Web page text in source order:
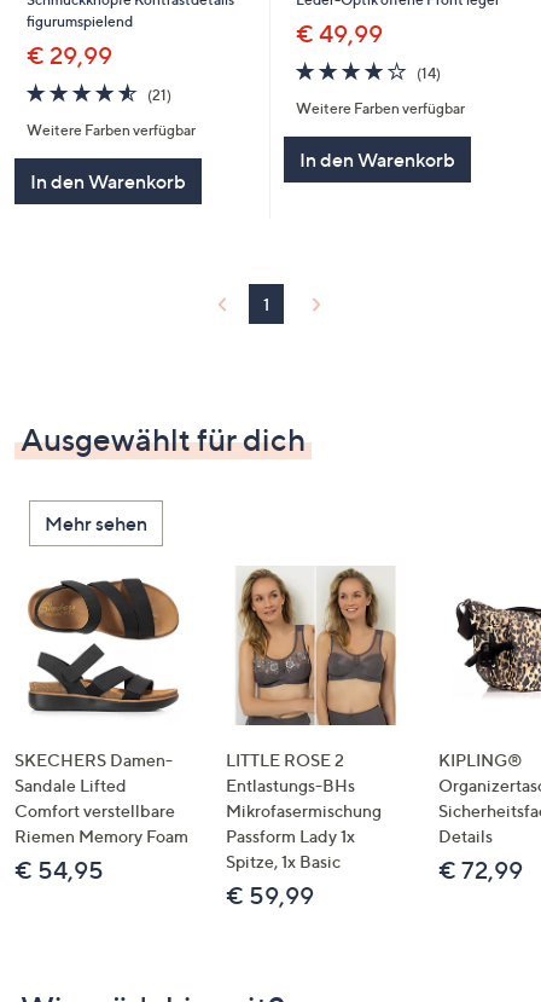
figurumspielend
€ 29,99
4.5
von
5
(21)
Weitere Farben verfügbar
In den Warenkorb
€ 49,99
3.9
von
5
(14)14
Weitere Farben verfügbar
In den Warenkorb
1
Ausgewählt für dich
Mehr sehen
SKECHERS Damen-
Sandale Lifted
Comfort verstellbare
Riemen Memory Foam
€ 54,95
LITTLE ROSE 2
Entlastungs-BHs
Mikrofasermischung
Passform Lady 1x
Spitze, 1x Basic
€ 59,99
KIPLING®
Details
€ 72,99